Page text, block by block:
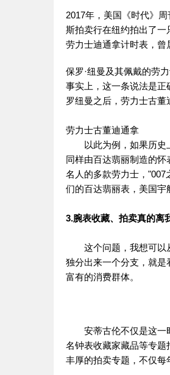
2017年，美国《时代》
斯拍卖行在纽约拍出了一
劳力士迪通拿计时表，曾
保罗·纽曼及其佩戴的劳
事实上，这一条说法是
罗纽曼之后，劳力士古董
劳力士古董迪通拿
以此为例，如果历史上
同样由百达翡丽制造的
名人的多款劳力士，"007
们的百达翡丽表，美国
3.腕表收藏、拍卖真的离
这个问题，我想可以从
独分出来一个分支，就是
富有的消费群体。
安蒂古伦不仅是这一时
名钟表收藏家藏品等专
丰厚的拍卖专题，不仅每